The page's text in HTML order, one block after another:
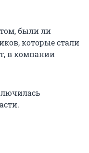
были ли
которые стали
в компании